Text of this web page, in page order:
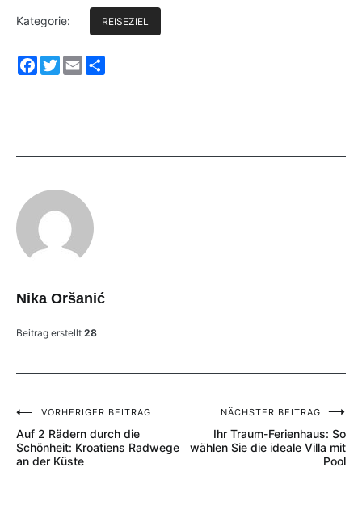
Kategorie: REISEZIEL
Facebook
TwitterEmail
Nika Oršanić
Beitrag erstellt 28
Beitragsnavigation
VORHERIGER BEITRAG
Auf 2 Rädern durch die
Schönheit: Kroatiens Radwege
an der Küste
NÄCHSTER BEITRAG
Ihr Traum-Ferienhaus: So
wählen Sie die ideale Villa mit
Pool